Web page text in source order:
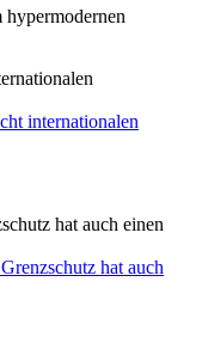
internationalen
hat auch einen
hat auch